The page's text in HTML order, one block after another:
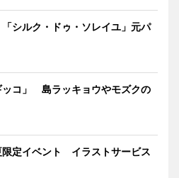
シルク・ドゥ・ソレイユ」元パ
ッコ」 島ラッキョウやモズクの
限定イベント イラストサービス